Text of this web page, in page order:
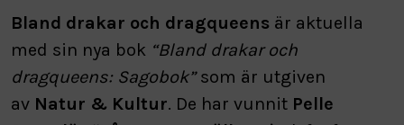
Bland drakar och dragqueens är aktuella
med sin nya bok “Bland drakar och
dragqueens: Sagobok”som är utgiven
av Natur & Kultur. De har vunnit Pelle